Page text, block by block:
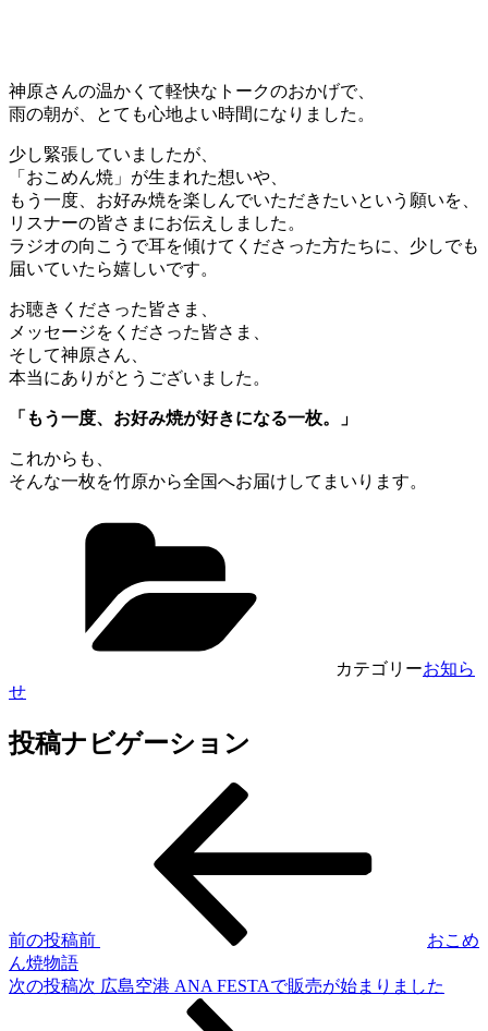
神原さんの温かくて軽快なトークのおかげで、
雨の朝が、とても心地よい時間になりました。
少し緊張していましたが、
「おこめん焼」が生まれた想いや、
もう一度、お好み焼を楽しんでいただきたいという願いを、
リスナーの皆さまにお伝えしました。
ラジオの向こうで耳を傾けてくださった方たちに、少しでも
届いていたら嬉しいです。
お聴きくださった皆さま、
メッセージをくださった皆さま、
そして神原さん、
本当にありがとうございました。
「もう一度、お好み焼が好きになる一枚。」
これからも、
そんな一枚を竹原から全国へお届けしてまいります。
カテゴリーお知ら
せ
投稿ナビゲーション
前の投稿前
おこめ
ん焼物語
次の投稿次 広島空港 ANA FESTAで販売が始まりました